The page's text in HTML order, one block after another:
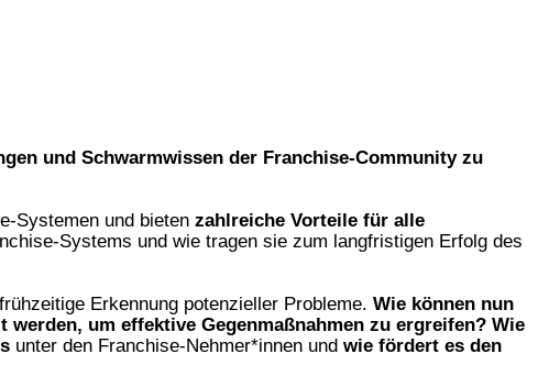
und Schwarmwissen der Franchise-Community zu
Systemen und bieten zahlreiche Vorteile für alle
Systems und wie tragen sie zum langfristigen Erfolg des
Erkennung potenzieller Probleme. Wie können nun
um effektive Gegenmaßnahmen zu ergreifen? Wie
unter den Franchise-Nehmer*innen und wie fördert es den